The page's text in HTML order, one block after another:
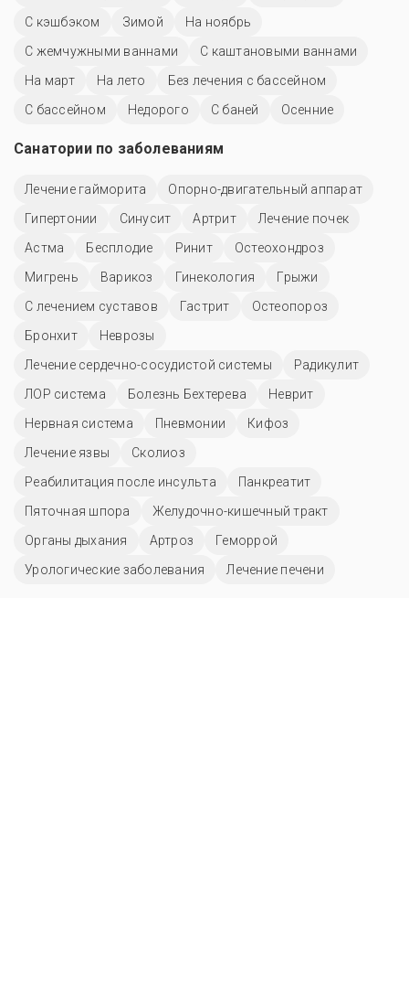
С кэшбэком
Зимой
На ноябрь
С жемчужными ваннами
С каштановыми ваннами
На март
На лето
Без лечения с бассейном
C бассейном
Недорого С баней Осенние
Санатории по заболеваниям
Лечение гайморита
Опорно-двигательный аппарат
Гипертонии
Синусит Артрит
Лечение почек
Астма
Бесплодие Ринит
Остеохондроз
Мигрень
Варикоз Гинекология
Грыжи
С лечением суставов
Гастрит
Остеопороз
Бронхит
Неврозы
Лечение сердечно-сосудистой системы
Радикулит
ЛОР система
Болезнь Бехтерева
Неврит
Нервная система
Пневмонии
Кифоз
Лечение язвы
Сколиоз
Реабилитация после инсульта
Панкреатит
Пяточная шпора
Желудочно-кишечный тракт
Органы дыхания
Артроз
Геморрой
Урологические заболевания
Лечение печени